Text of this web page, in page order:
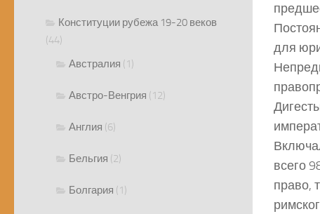
для
всего
право,
Конституции рубежа 19-20 веков
(44)
Австралия (1)
Австро-Венгрия (12)
Англия (6)
Бельгия (2)
Болгария (1)